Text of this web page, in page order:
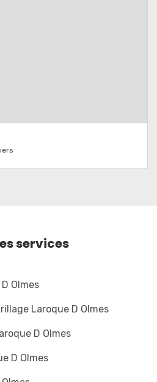
services
Olmes
Laroque D Olmes
D Olmes
D Olmes